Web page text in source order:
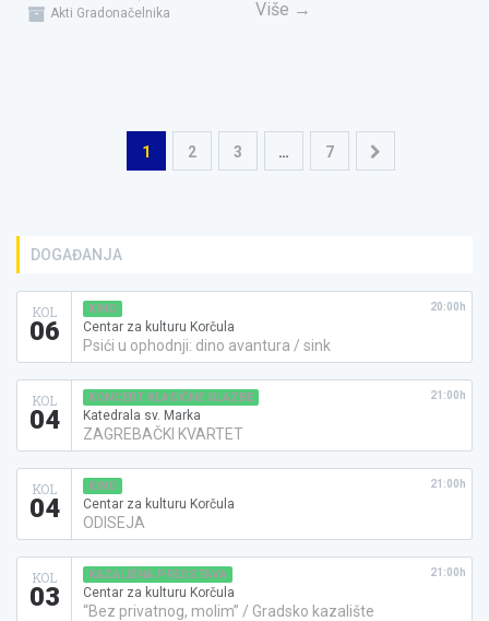
Akti Gradonačelnika Više →
Navigacija
1 2 3 … 7
DOGAĐANJA
KOL
06
KINO
Centar za kulturu Korčula
Psići u ophodnji: dino avantura / sink
20:00h
KOL
04
KONCERT KLASIČNE GLAZBE
Katedrala sv. Marka
ZAGREBAČKI KVARTET
21:00h
KOL
04
KINO
Centar za kulturu Korčula
ODISEJA
21:00h
KOL
03
KAZALIŠNA PREDSTAVA
Centar za kulturu Korčula
“Bez privatnog, molim” / Gradsko kazalište
21:00h